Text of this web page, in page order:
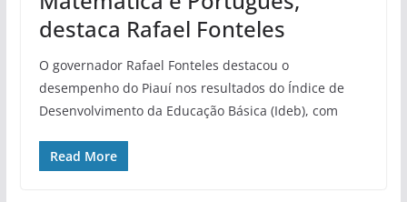
destaca Rafael Fonteles
O governador Rafael Fonteles destacou o
desempenho do Piauí nos resultados do Índice de
Desenvolvimento da Educação Básica (Ideb), com
Read More